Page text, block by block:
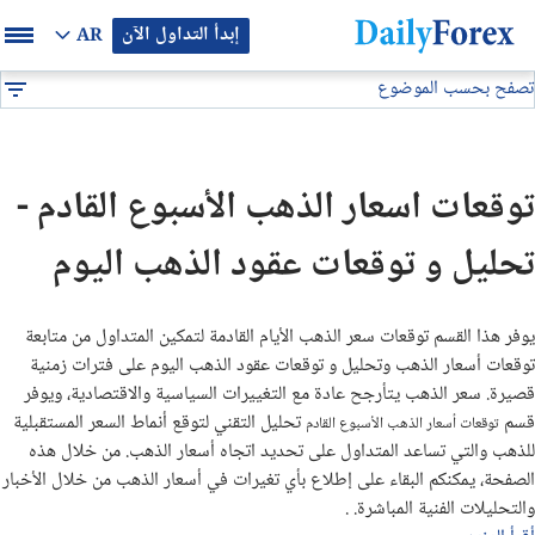
إبدأ التداول الآن AR
بيان إعلاني
تصفح بحسب الموضوع
التوقعات والتحليلات الشهرية
توصيات يومية لتداول البيتكوين (BTC/USD)
توقعات أسعار الذهب الايام القادمة
تحليل الذهب اليوم
تحليل النفط اليوم
توقعات اسعار الذهب الأسبوع القادم -
تحليل و توقعات عقود الذهب اليوم
يوفر هذا القسم توقعات سعر الذهب الأيام القادمة لتمكين المتداول من متابعة
توقعات أسعار الذهب وتحليل و توقعات عقود الذهب اليوم على فترات زمنية
قصيرة. سعر الذهب يتأرجح عادة مع التغييرات السياسية والاقتصادية، ويوفر
قسم توقعات أسعار الذهب الأسبوع القادمتحليل التقني لتوقع أنماط السعر المستقبلية
للذهب والتي تساعد المتداول على تحديد اتجاه أسعار الذهب. من خلال هذه
الصفحة، يمكنكم البقاء على إطلاع بأي تغيرات في أسعار الذهب من خلال الأخبار
والتحليلات الفنية المباشرة..